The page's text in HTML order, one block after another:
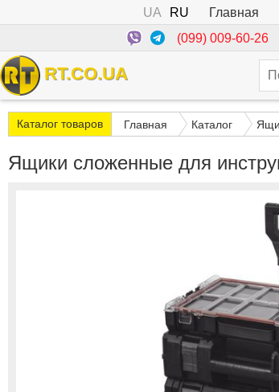
UA RU Главная
(099) 009-60-26
RT.CO.UA
Каталог товаров Главная Каталог
Ящики сложенные для